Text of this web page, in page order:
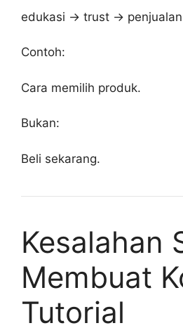
edukasi → trust →
Contoh:
Cara memilih produk.
Bukan:
Beli sekarang.
Kesalahan
Membuat
Tutorial